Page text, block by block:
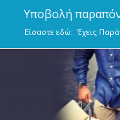
Υποβολή
Είσαστε εδώ: Έχεις